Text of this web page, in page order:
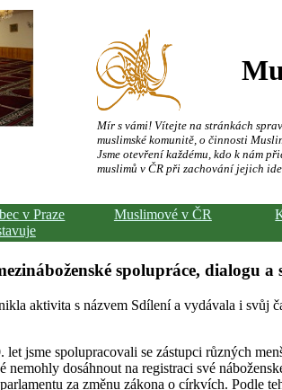
Mír s vámi! Vítejte na stránkách
muslimské komunitě, o činnosti
Jsme otevření každému, kdo k nám
muslimů v ČR při zachování jejich
v Praze
Muslimové v ČR
spolupráce, dialogu a
aktivita s názvem Sdílení a vydávala i svůj
let jsme spolupracovali se zástupci různých
nemohly dosáhnout na registraci své
za změnu zákona o církvích. Podle